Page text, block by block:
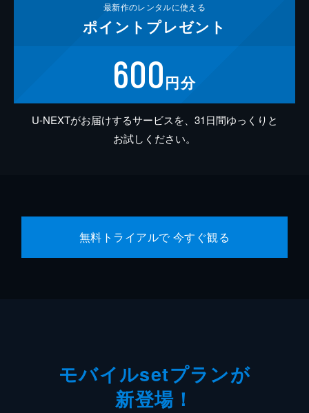
最新作のレンタルに使える
ポイント プレゼント
600円分
U-NEXTがお届けするサービスを、31日間ゆっくりと
お試しください。
無料トライアルで 今すぐ観る
モバイルsetプランが
新登場！